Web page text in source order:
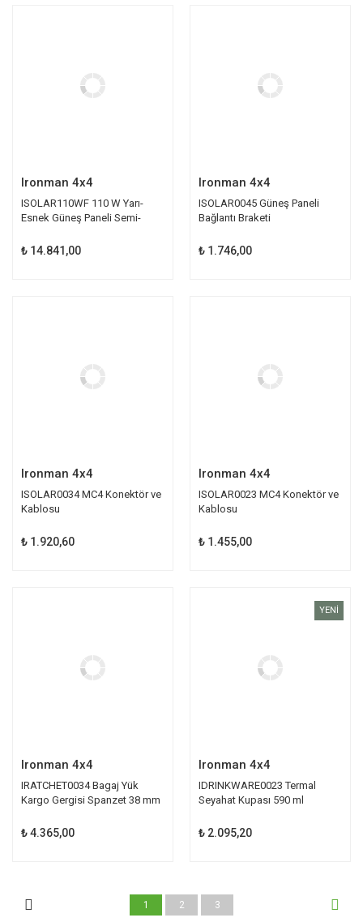
Ironman 4x4
ISOLAR110WF 110 W Yarı-
Esnek Güneş Paneli Semi-
₺ 14.841,00
Ironman 4x4
ISOLAR0045 Güneş Paneli
Bağlantı Braketi
₺ 1.746,00
Ironman 4x4
ISOLAR0034 MC4 Konektör ve
Kablosu
₺ 1.920,60
Ironman 4x4
ISOLAR0023 MC4 Konektör ve
Kablosu
₺ 1.455,00
Ironman 4x4
IRATCHET0034 Bagaj Yük
Kargo Gergisi Spanzet 38 mm
₺ 4.365,00
YENİ
Ironman 4x4
IDRINKWARE0023 Termal
Seyahat Kupası 590 ml
₺ 2.095,20
1 2 3